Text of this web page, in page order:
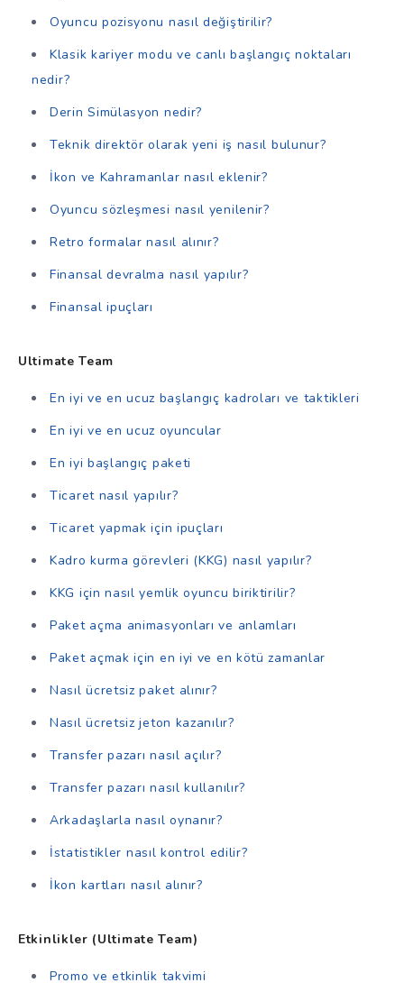
Oyuncu pozisyonu nasıl değiştirilir?
Klasik kariyer modu ve canlı başlangıç noktaları
nedir?
Derin Simülasyon nedir?
Teknik direktör olarak yeni iş nasıl bulunur?
İkon ve Kahramanlar nasıl eklenir?
Oyuncu sözleşmesi nasıl yenilenir?
Retro formalar nasıl alınır?
Finansal devralma nasıl yapılır?
Finansal ipuçları
Ultimate Team
En iyi ve en ucuz başlangıç kadroları ve taktikleri
En iyi ve en ucuz oyuncular
En iyi başlangıç paketi
Ticaret nasıl yapılır?
Ticaret yapmak için ipuçları
Kadro kurma görevleri (KKG) nasıl yapılır?
KKG için nasıl yemlik oyuncu biriktirilir?
Paket açma animasyonları ve anlamları
Paket açmak için en iyi ve en kötü zamanlar
Nasıl ücretsiz paket alınır?
Nasıl ücretsiz jeton kazanılır?
Transfer pazarı nasıl açılır?
Transfer pazarı nasıl kullanılır?
Arkadaşlarla nasıl oynanır?
İstatistikler nasıl kontrol edilir?
İkon kartları nasıl alınır?
Etkinlikler (Ultimate Team)
Promo ve etkinlik takvimi